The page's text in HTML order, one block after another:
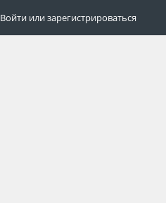
Войти или зарегистрироваться